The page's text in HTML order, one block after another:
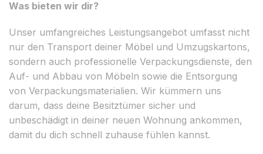
Was bieten wir dir?
Unser umfangreiches Leistungsangebot umfasst nicht
nur den Transport deiner Möbel und Umzugskartons,
sondern auch professionelle Verpackungsdienste, den
Auf- und Abbau von Möbeln sowie die Entsorgung
von Verpackungsmaterialien. Wir kümmern uns
darum, dass deine Besitztümer sicher und
unbeschädigt in deiner neuen Wohnung ankommen,
damit du dich schnell zuhause fühlen kannst.